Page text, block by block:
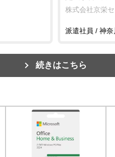
株式会社京栄
派遣社員 / 神奈
続きはこちら